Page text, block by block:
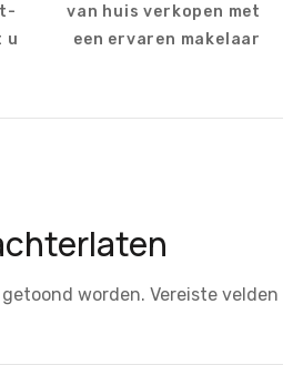
u
van huis verkopen met
een ervaren makelaar
worden. Vereiste velden